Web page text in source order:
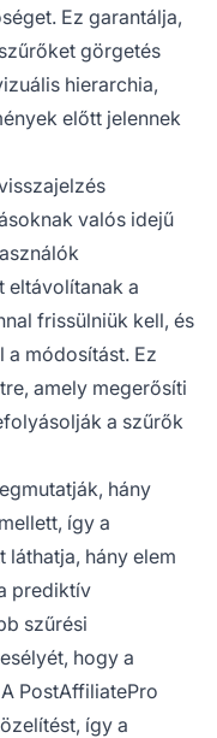
Ez garantálja,
görgetés
hierarchia,
előtt jelennek
valós idejű
eltávolítanak a
frissülniük kell, és
módosítást. Ez
amely megerősíti
a szűrők
hány
így a
láthatja, hány elem
prediktív
szűrési
hogy a
PostAffiliatePro
így a